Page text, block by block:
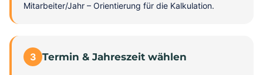
Mitarbeiter/Jahr – Orientierung für die Kalkulation.
3 Termin & Jahreszeit wählen